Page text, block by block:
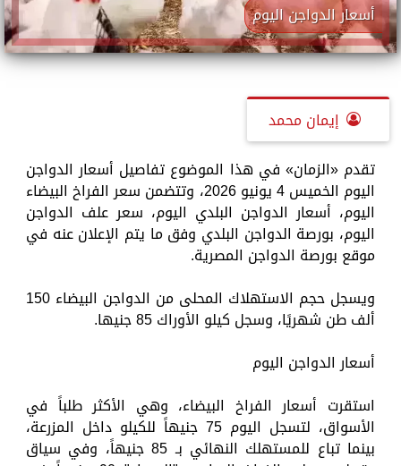
أسعار الدواجن اليوم
إيمان محمد
تقدم «الزمان» في هذا الموضوع تفاصيل أسعار الدواجن
اليوم الخميس 4 يونيو 2026، وتتضمن سعر الفراخ البيضاء
اليوم، أسعار الدواجن البلدي اليوم، سعر علف الدواجن
اليوم، بورصة الدواجن البلدي وفق ما يتم الإعلان عنه في
موقع بورصة الدواجن المصرية.
ويسجل حجم الاستهلاك المحلى من الدواجن البيضاء 150
ألف طن شهريًا، وسجل كيلو الأوراك 85 جنيها.
أسعار الدواجن اليوم
استقرت أسعار الفراخ البيضاء، وهي الأكثر طلباً في
الأسواق، لتسجل اليوم 75 جنيهاً للكيلو داخل المزرعة،
بينما تباع للمستهلك النهائي بـ 85 جنيهاً، وفي سياق